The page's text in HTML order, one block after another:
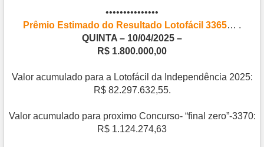
•••••••••••••••
Prêmio Estimado do Resultado Lotofácil 3365… .
QUINTA – 10/04/2025 –
R$ 1.800.000,00
Valor acumulado para a Lotofácil da Independência 2025:
R$ 82.297.632,55.
Valor acumulado para proximo Concurso- “final zero”-3370:
R$ 1.124.274,63